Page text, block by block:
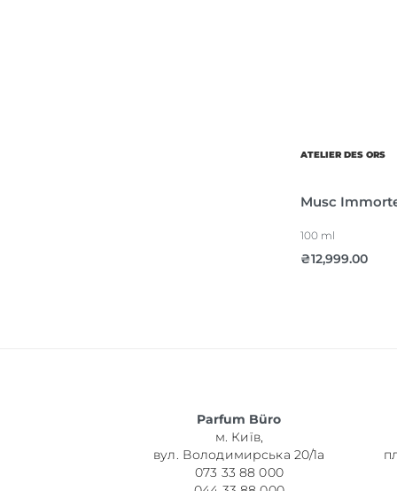
ATELIER DES ORS
Musc
100 ml
₴12,999.00
Parfum Büro
м. Київ,
вул. Володимирська 20/1а
073 33 88 000